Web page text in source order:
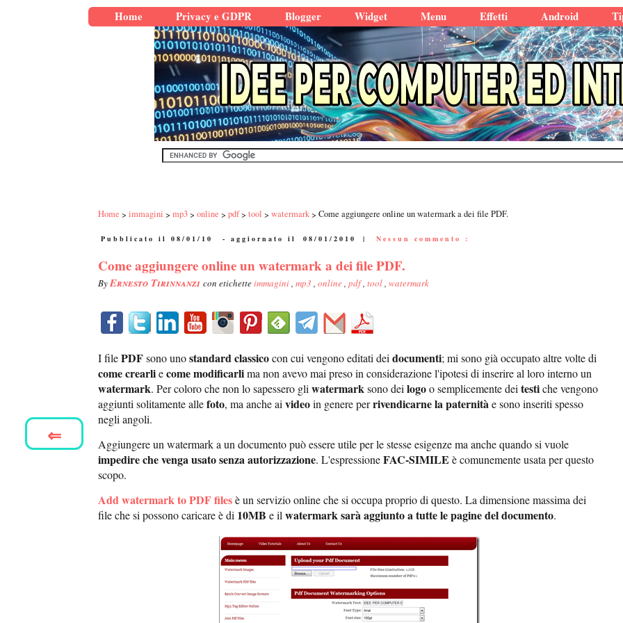
Home Privacy e GDPR Blogger Widget Menu Effetti Android
Home immagini mp3 online pdf tool watermark Come aggiungere online un watermark a dei file PDF.
Pubblicato il 08/01/10 - aggiornato il 08/01/2010 | Nessun commento :
Come aggiungere online un watermark a dei file PDF.
ByErnesto Tirinnanzi con etichetteimmagini, mp3 , online, pdf, tool, watermark
I filePDFsono unostandard classicocon cui vengono editati dei documenti; mi sono già occupato altre volte di
come crearliecome modificarlima non avevo mai preso in considerazione l'ipotesi di inserire al loro interno un
watermark. Per coloro che non lo sapessero gli watermarksono dei logoo semplicemente dei testiche vengono
aggiunti solitamente allefoto, ma anche ai videoin genere perrivendicarne la paternitàe sono inseriti spesso
negli angoli.
Aggiungere un watermark a un documento può essere utile per le stesse esigenze ma anche quando si vuole
impedire che venga usato senza autorizzazione. L'espressioneFAC-SIMILE è comunemente usata per questo
scopo.
Add watermark to PDF filesè un servizio online che si occupa proprio di questo. La dimensione massima dei
file che si possono caricare è di 10MB e il watermark sarà aggiunto a tutte le pagine del documento.
⇐